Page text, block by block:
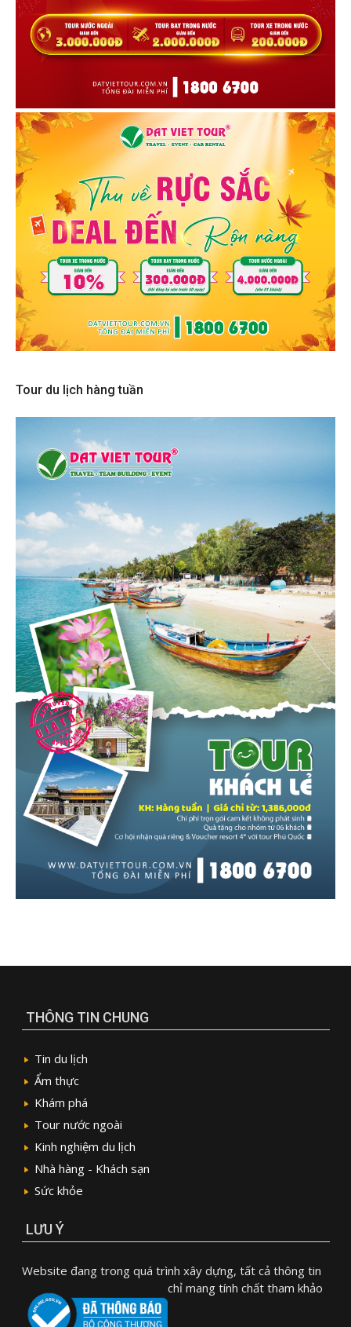
Tour du lịch hàng tuần
THÔNG TIN CHUNG
Tin du lịch
Ẩm thực
Khám phá
Tour nước ngoài
Kinh nghiệm du lịch
Nhà hàng - Khách sạn
Sức khỏe
LƯU Ý
Website đang trong quá trình xây dựng, tất cả thông tin
chỉ mang tính chất tham khảo